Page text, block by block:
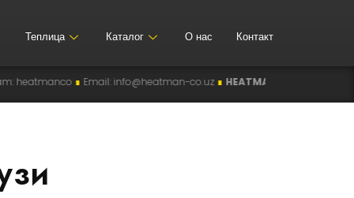
Теплица Каталог О нас Контакт
co.uz∎HEATMANCO∎Manufacturer of Industrial Heating System